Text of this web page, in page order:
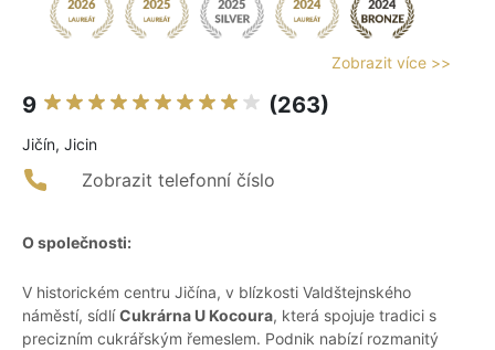
Zobrazit více >>
9 (263)
Jičín, Jicin
Zobrazit telefonní číslo
O společnosti:
V historickém centru Jičína, v blízkosti Valdštejnského
náměstí, sídlíCukrárna U Kocoura, která spojuje tradici s
precizním cukrářským řemeslem. Podnik nabízí rozmanitý